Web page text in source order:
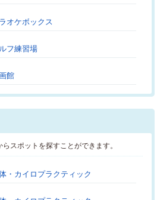
オケボックス
フ練習場
館
スポットを探すことができます。
・カイロプラクティック